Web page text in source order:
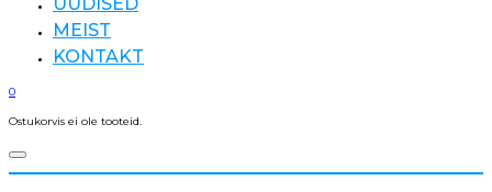
MEIST
KONTAKT
0
Ostukorvis ei ole tooteid.